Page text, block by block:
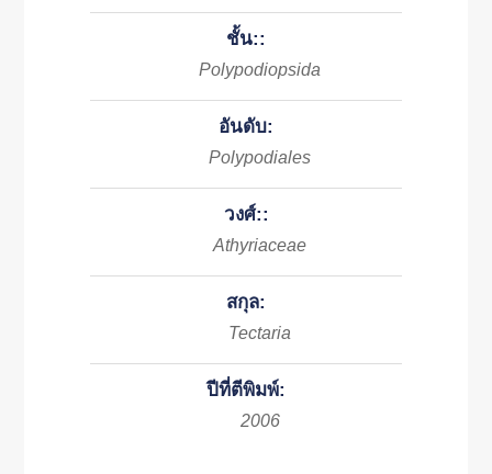
ชั้น::
Polypodiopsida
อันดับ:
Polypodiales
วงศ์::
Athyriaceae
สกุล:
Tectaria
ปีที่ตีพิมพ์:
2006